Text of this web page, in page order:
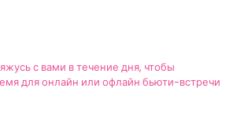
с вами в течение дня, чтобы
для онлайн или офлайн бьюти-встречи